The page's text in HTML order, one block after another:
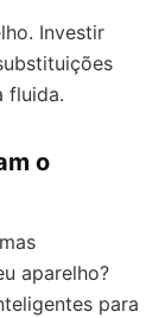
Investir
fluida.
o
aparelho?
para